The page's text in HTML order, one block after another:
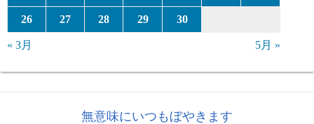
26 27 28 29 30
« 3月 5月 »
無意味にいつもぼやきます